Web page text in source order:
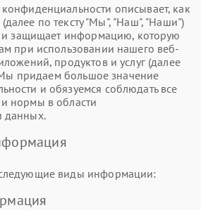
описывает, как
(далее по тексту "Мы", "Наш", "Наши")
и защищает информацию, которую
при использовании нашего веб-
продуктов и услуг (далее
Мы придаем большое значение
и обязуемся соблюдать все
нормы в области
данных.
виды информации: